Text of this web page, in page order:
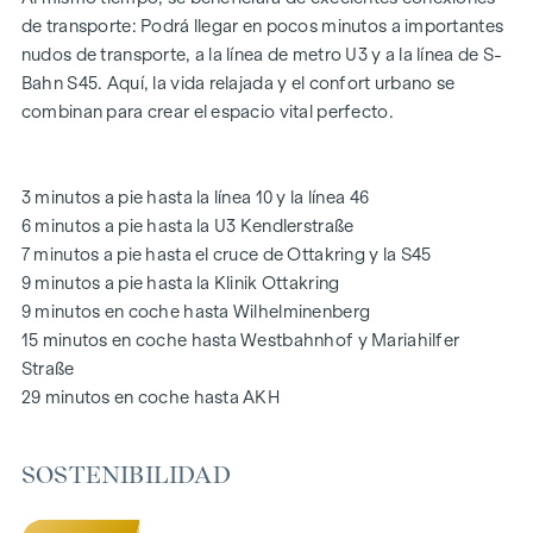
calidad de vida excepcional.
Las zonas comunes con bancos y mesas invitan a relajarse y
ofrecen un lugar de encuentro natural para todas las
generaciones. Una acogedora zona de juegos infantiles
los niños puedan jugar con seguridad y despreocupación.
Durante la fase de planificación se hizo especial hincapié en
los materiales sostenibles.
El uso exclusivo por parte de los residentes hace de este
patio interior oasis de paz un activo especial del proyecto y
garantiza una calidad de vida excepcional. Experimente la
vida moderna con un valor añadido ecológico: ¡bienvenido a
SU HOGAR CON AMPLIAS VISTAS Y ESPACIOS ABIERTOS
EnGRAND GARDEN
de transporte: Podrá llegar en pocos minutos a importantes
nudos de transporte, a la línea de metro U3 y a la línea de S-
Bahn S45. Aquí, la vida relajada y el confort urbano se
combinan para crear el espacio vital perfecto.
3 minutos a pie hasta la línea 10 y la línea 46
6 minutos a pie hasta la U3 Kendlerstraße
7 minutos a pie hasta el cruce de Ottakring y la S45
9 minutos a pie hasta la Klinik Ottakring
9 minutos en coche hasta Wilhelminenberg
15 minutos en coche hasta Westbahnhof y Mariahilfer
Straße
29 minutos en coche hasta AKH
SOSTENIBILIDAD